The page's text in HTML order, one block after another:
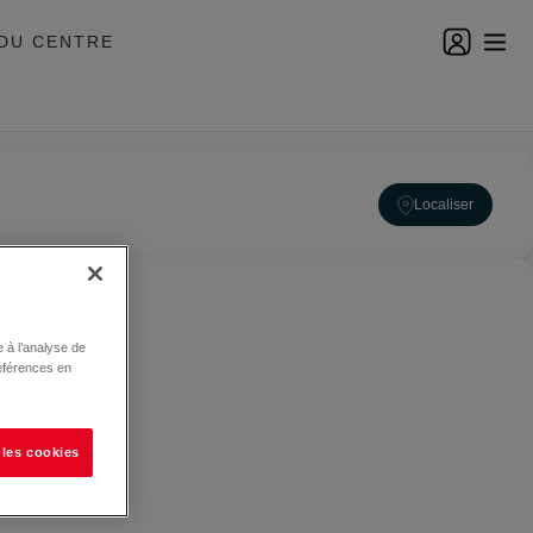
CENTRE
Localiser
l’analyse de
en
cookies